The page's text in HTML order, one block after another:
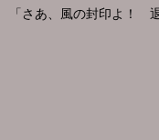
「さあ、風の封印よ！